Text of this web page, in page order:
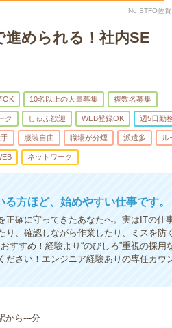
No.STFO佐
進められる！社内SE
OK 10名以上の大量募集 複数名募集
ク しゅふ歓迎 WEB登録OK 週5日勤
服装自由 職場が分煙 派遣多 ル
ネットワーク
方ほど、始めやすい仕事です。
確に守ってきたあなたへ。実はITの仕
、確認しながら作業したり、ミスを防
すめ！経験より“のびしろ”重視の採用
さい！エンジニア経験ありの専任カウ
から---分